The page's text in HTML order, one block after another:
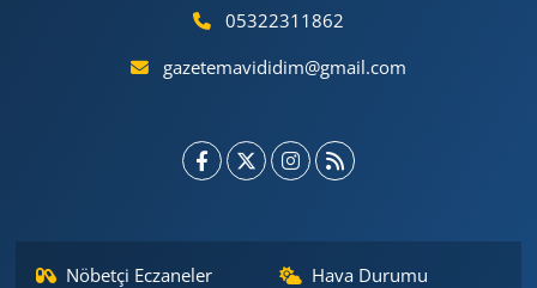
05322311862
gazetemavididim@gmail.com
Nöbetçi Eczaneler
Hava Durumu